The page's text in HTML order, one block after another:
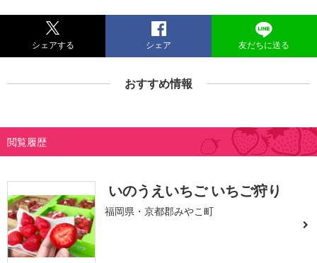
シェアする シェア 友だちに送る
おすすめ情報
閲覧履歴
いのうえいちご いちご狩り
福岡県・京都郡みやこ町